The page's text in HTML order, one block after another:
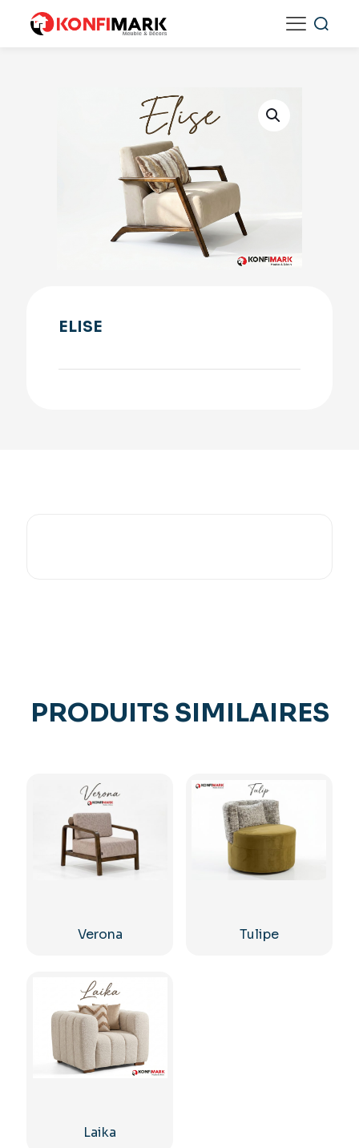
ELISE
PRODUITS SIMILAIRES
Verona Tulipe
Laika